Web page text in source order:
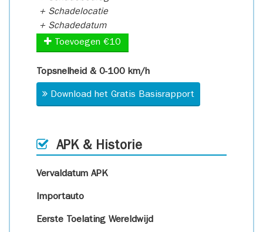
+ Schadelocatie
+ Schadedatum
Toevoegen €10
Topsnelheid & 0-100 km/h
Download het Gratis Basisrapport
APK & Historie
Vervaldatum APK
Importauto
Eerste Toelating Wereldwijd